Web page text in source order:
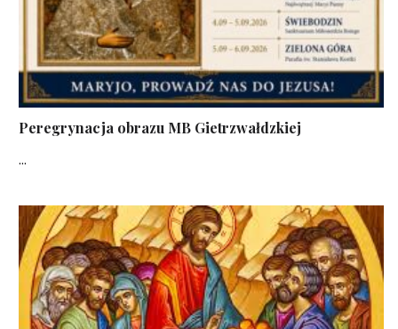
Peregrynacja obrazu MB Gietrzwałdzkiej
...